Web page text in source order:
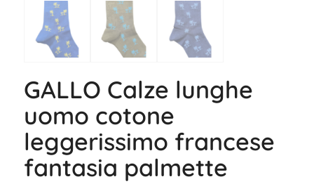
GALLO Calze lunghe
uomo cotone
leggerissimo francese
fantasia palmette